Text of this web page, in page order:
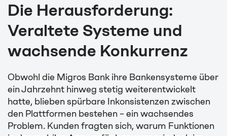
Die Herausforderung:
Veraltete Systeme und
wachsende Konkurrenz
Obwohl die Migros Bank ihre Bankensysteme über
ein Jahrzehnt hinweg stetig weiterentwickelt
hatte, blieben spürbare Inkonsistenzen zwischen
den Plattformen bestehen – ein wachsendes
Problem. Kunden fragten sich, warum Funktionen